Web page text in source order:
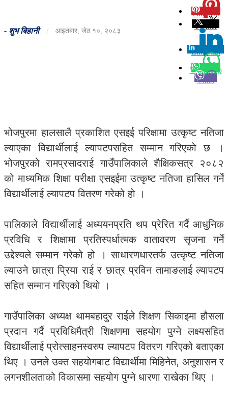
- शुभ बिहानी / आइतबार, जेठ १०, २०८३
Pinterest
Twitter
Linkedin
0
Whatsapp
Viber
भोजपुरमा हालसालै प्रकाशित एसइई परिक्षामा उत्कृष्ट नतिजा
ल्याएका विद्यार्थीलाई ल्यापटपसहित सम्मान गरिएकाे छ ।
भोजपुरको रामप्रसादराई गाउँपालिकाले शैक्षिकसत्र २०८२
को माध्यमिक शिक्षा परीक्षा एसइईमा उत्कृष्ट नतिजा हासिल गर्ने
विद्यार्थीलाई ल्यापटप वितरण गरेको हाे ।
पालिकाले विद्यार्थीलाई अध्ययनप्रति थप प्रेरित गर्दै आधुनिक
प्रविधि र शिक्षामा प्रतिस्पर्धात्मक वातावरण सृजना गर्ने
उद्देश्यले सम्मान गरेको हो । साधारणधारतर्फ उत्कृष्ट नतिजा
ल्याउने छात्रा प्रिया राई र छात्र प्रविन तामाङलाई ल्यापटप
सहित सम्मान गरिएको थियाे ।
गाउँपालिका अध्यक्ष थामबहादुर राईले शिक्षण सिकाइमा हौसला
प्रदान गर्दै प्रविधिमैत्री शिक्षणमा सहयोग पुग्ने लक्ष्यसहित
विद्यार्थीलाई प्रोत्साहनस्वरुप ल्यापटप वितरण गरिएको बताएका
थिए । उनले उक्त सहयाेगबाट विद्यार्थीमा मिहिनेत, अनुशासन र
लगनशीलताको विकासमा सहयोग पुग्ने धारणा राखेका थिए ।